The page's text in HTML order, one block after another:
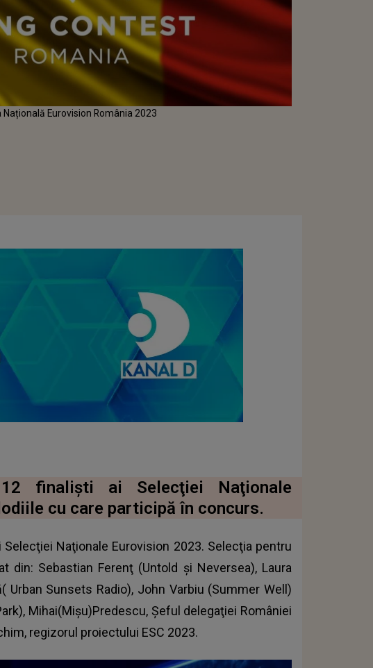
Eurovision România 2023
finalişti ai Selecţiei Naţionale
cu care participă în concurs.
Naţionale Eurovision 2023. Selecţia pentru
Sebastian Ferenţ (Untold şi Neversea), Laura
Urban Sunsets Radio), John Varbiu (Summer Well)
Mihai(Mişu)Predescu, Şeful delegaţiei României
regizorul proiectului ESC 2023.